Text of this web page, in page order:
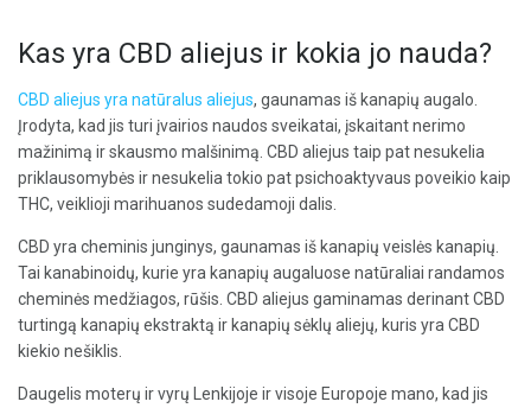
Kas yra CBD aliejus ir kokia jo nauda?
CBD aliejus yra natūralus aliejus, gaunamas iš kanapių augalo.
Įrodyta, kad jis turi įvairios naudos sveikatai, įskaitant nerimo
mažinimą ir skausmo malšinimą. CBD aliejus taip pat nesukelia
priklausomybės ir nesukelia tokio pat psichoaktyvaus poveikio kaip
THC, veiklioji marihuanos sudedamoji dalis.
CBD yra cheminis junginys, gaunamas iš kanapių veislės kanapių.
Tai kanabinoidų, kurie yra kanapių augaluose natūraliai randamos
cheminės medžiagos, rūšis. CBD aliejus gaminamas derinant CBD
turtingą kanapių ekstraktą ir kanapių sėklų aliejų, kuris yra CBD
kiekio nešiklis.
Daugelis moterų ir vyrų Lenkijoje ir visoje Europoje mano, kad jis